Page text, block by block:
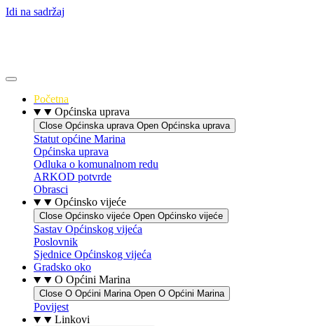
Idi na sadržaj
Početna
Općinska uprava
Close Općinska uprava Open Općinska uprava
Statut općine Marina
Općinska uprava
Odluka o komunalnom redu
ARKOD potvrde
Obrasci
Općinsko vijeće
Close Općinsko vijeće Open Općinsko vijeće
Sastav Općinskog vijeća
Poslovnik
Sjednice Općinskog vijeća
Gradsko oko
O Općini Marina
Close O Općini Marina Open O Općini Marina
Povijest
Linkovi